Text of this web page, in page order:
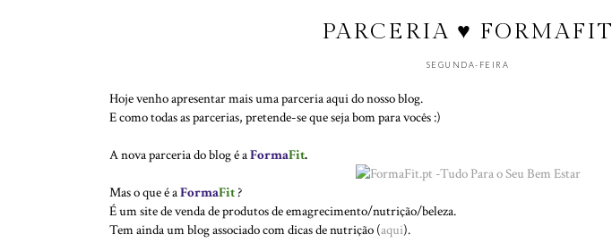
PARCERIA ♥ FORMAFIT
SEGUNDA-FEIRA
Hoje venho apresentar mais uma parceria aqui do nosso blog.
E como todas as parcerias, pretende-se que seja bom para vocês :)
A nova parceria do blog é aFormaFit.
Mas o que é aFormaFit ?
É um site de venda de produtos de emagrecimento/nutrição/beleza.
Tem ainda um blog associado com dicas de nutrição (aqui).